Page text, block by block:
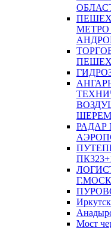
МЕТРО
Мост